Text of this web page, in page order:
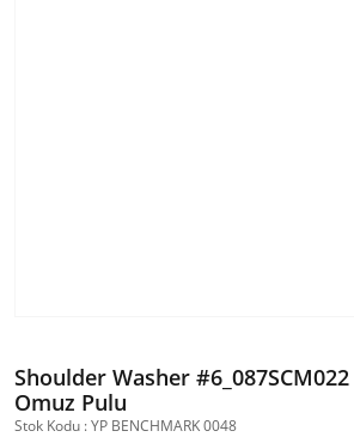
Shoulder Washer
Omuz Pulu
Stok Kodu : YP BENCHMARK 0048